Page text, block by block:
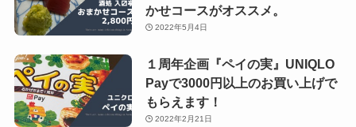
かせコースがオススメ。
2022年5月4日
１周年企画『ペイの実』UNIQLO
Payで3000円以上のお買い上げで
もらえます！
2022年2月21日